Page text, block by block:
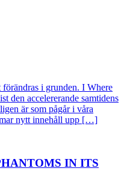
förändras i grunden. I Where
den accelererande samtidens
är som pågår i våra
nytt innehåll upp […]
IN ITS